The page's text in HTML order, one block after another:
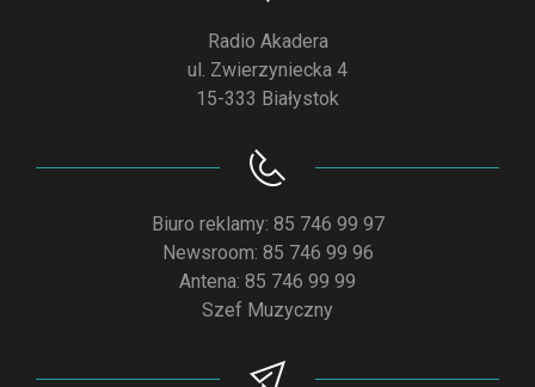
Radio Akadera
ul. Zwierzyniecka 4
15-333 Białystok
Biuro reklamy: 85 746 99 97
Newsroom: 85 746 99 96
Antena: 85 746 99 99
Szef Muzyczny